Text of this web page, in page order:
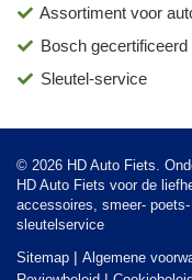
Assortiment voor
Bosch gecertificeerd
Sleutel-service
© 2026 HD Auto Fiets.
HD Auto Fiets voor de
accessoires, smeer-
sleutelservice
Sitemap
Algemene